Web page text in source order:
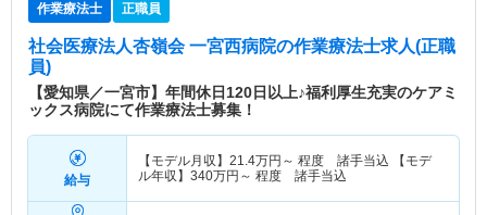
作業療法士 正職員
社会医療法人杏嶺会 一宮西病院の作業療法士求人(正職
員)
【愛知県／一宮市】年間休日120日以上♪福利厚生充実のケアミ
ックス病院にて作業療法士募集！
給与
【モデル月収】 21.4万円～ 程度 諸手当込 【モデ
ル年収】 340万円～ 程度 諸手当込